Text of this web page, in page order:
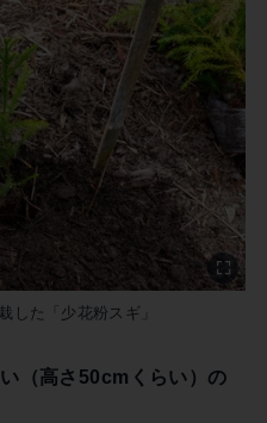
した「少花粉スギ」
（高さ50cmくらい）の